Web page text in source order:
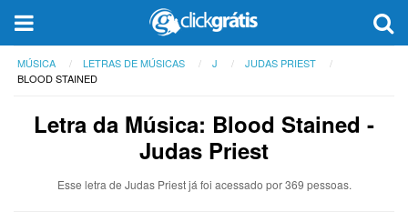
MÚSICA LETRAS DE MÚSICAS J
JUDAS PRIEST
BLOOD STAINED
Letra da Música: Blood Stained -
Judas Priest
Esse letra de Judas Priest já foi acessado por 369 pessoas.